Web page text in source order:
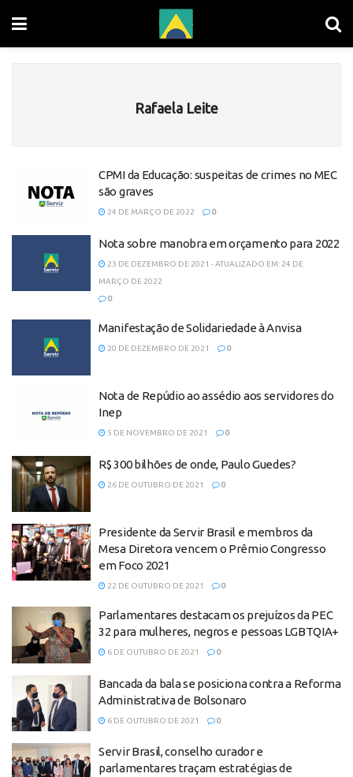
Rafaela Leite
CPMI da Educação: suspeitas de crimes no MEC
são graves
24 DE MARÇO DE 2022 0
Nota sobre manobra em orçamento para 2022
23 DE DEZEMBRO DE 2021 - ATUALIZADO EM: 24 DE
MARÇO DE 2022
0
Manifestação de Solidariedade à Anvisa
20 DE DEZEMBRO DE 2021 0
Nota de Repúdio ao assédio aos servidores do
Inep
5 DE NOVEMBRO DE 2021 0
R$ 300 bilhões de onde, Paulo Guedes?
26 DE OUTUBRO DE 2021 0
Presidente da Servir Brasil e membros da
Mesa Diretora vencem o Prêmio Congresso
em Foco 2021
22 DE OUTUBRO DE 2021 0
Parlamentares destacam os prejuízos da PEC
32 para mulheres, negros e pessoas LGBTQIA+
6 DE OUTUBRO DE 2021 0
Bancada da bala se posiciona contra a Reforma
Administrativa de Bolsonaro
6 DE OUTUBRO DE 2021 0
Servir Brasil, conselho curador e
parlamentares traçam estratégias de